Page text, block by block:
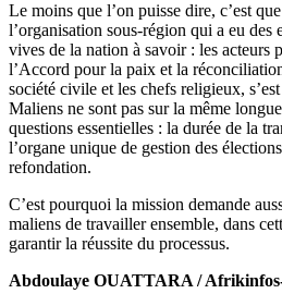
Le moins que l’on puisse dire, c’est
l’organisation sous-région qui a eu des
vives de la nation à savoir : les acteurs
l’Accord pour la paix et la
société civile et les chefs religieux,
Maliens ne sont pas sur la même
questions essentielles : la durée de la
l’organe unique de gestion des
refondation.
C’est pourquoi la mission demande
maliens de travailler ensemble, dans
garantir la réussite du processus.
Abdoulaye OUATTARA /